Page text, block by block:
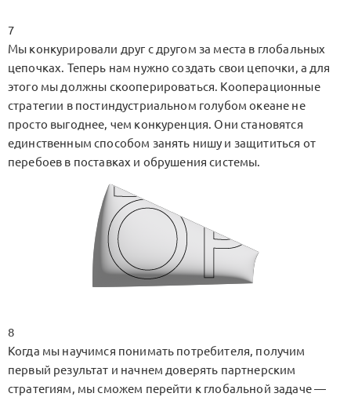
7
Мы конкурировали друг с другом за места в глобальных
цепочках. Теперь нам нужно создать свои цепочки, а для
этого мы должны скооперироваться. Кооперационные
стратегии в постиндустриальном голубом океане не
просто выгоднее, чем конкуренция. Они становятся
единственным способом занять нишу и защититься от
перебоев в поставках и обрушения системы.
8
Когда мы научимся понимать потребителя, получим
первый результат и начнем доверять партнерским
стратегиям, мы сможем перейти к глобальной задаче —